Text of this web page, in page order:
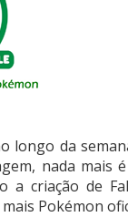
longo da
nada mais
a criação de
Pokémon